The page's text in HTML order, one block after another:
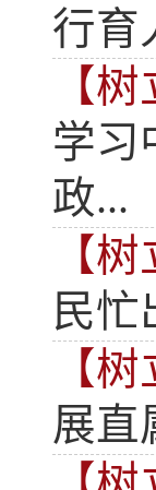
行育
【
学习
政...
【
民忙
【
展直